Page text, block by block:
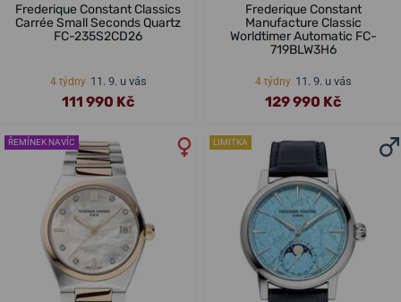
Frederique Constant Classics
Carrée Small Seconds Quartz
FC-235S2CD26
4 týdny 11. 9. u vás
111 990 Kč
Frederique Constant
Manufacture Classic
Worldtimer Automatic FC-
719BLW3H6
4 týdny 11. 9. u vás
129 990 Kč
ŘEMÍNEK NAVÍC LIMITKA